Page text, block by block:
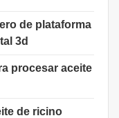
de plataforma
3d
procesar aceite
de ricino